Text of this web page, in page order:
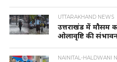
UTTARAKHAND NEWS
उत्तराखंड में मौसम
ओलावृष्टि की
NAINITAL-HALDWANI